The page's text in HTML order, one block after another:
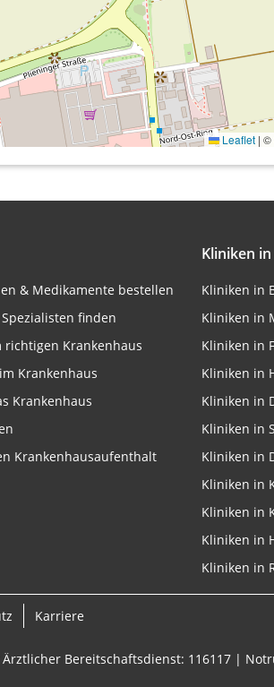
Leaflet | ©
& Medikamente bestellen
finden
richtigen Krankenhaus
Krankenhaus
Krankenhaus
Krankenhausaufenthalt
Kliniken
Kliniken in
Kliniken in
Kliniken in
Kliniken in
Kliniken in
Kliniken in
Kliniken in
Kliniken in
Kliniken in
Kliniken in
Kliniken in
Karriere
Bereitschaftsdienst: 116117 |